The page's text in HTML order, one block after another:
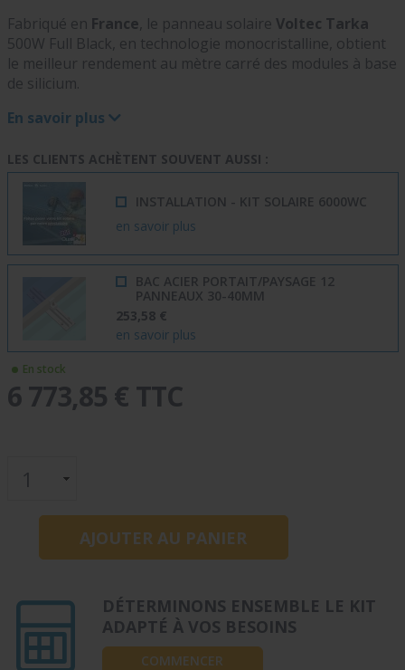
Fabriqué en France , le panneau solaire Voltec Tarka
500W Full Black, en technologie monocristalline, obtient
le meilleur rendement au mètre carré des modules à base
de silicium.
En savoir plus
LES CLIENTS ACHÈTENT SOUVENT AUSSI :
INSTALLATION - KIT SOLAIRE 6000WC
en savoir plus
BAC ACIER PORTAIT/PAYSAGE 12
PANNEAUX 30-40MM
253,58 €
en savoir plus
En stock
6 773,85 € TTC
DÉTERMINONS ENSEMBLE LE KIT
ADAPTÉ À VOS BESOINS
COMMENCER